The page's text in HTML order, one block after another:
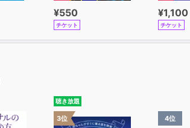
¥550
チケット
¥1,100
チケット
聴き放題
3位 4位